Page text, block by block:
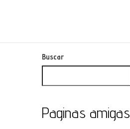
Buscar
Paginas amigas